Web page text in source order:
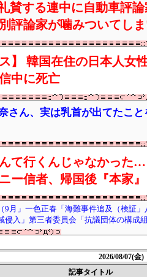
賛する連中に自動車評
評論家が噛みついてし
】 韓国在住の日本人女
中に死亡
さん、実は乳首が出てたこ
て行くんじゃなかった
ー信者、帰国後『本家
9月」一色正春「海難事件追及（検証
侵入」第三者委員会「抗議団体の構成
2026/08/07(金)
記事タイトル